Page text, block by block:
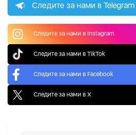
Следите за нами в Telegram
Следите за нами в Instagram
Следите за нами в TikTok
Следите за нами в Facebook
Следите за нами в X